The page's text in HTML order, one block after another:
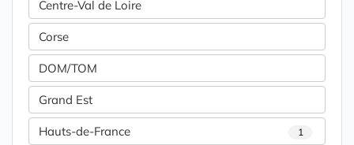
Centre-Val de Loire
Corse
DOM/TOM
Grand Est
Hauts-de-France 1